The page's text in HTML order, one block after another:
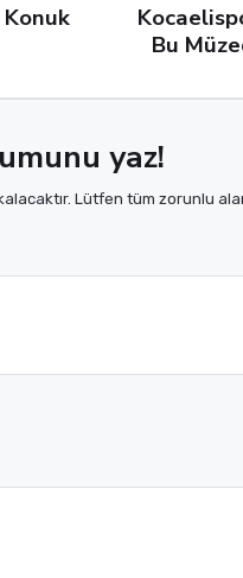
Bu
yaz!
Lütfen tüm zorunlu